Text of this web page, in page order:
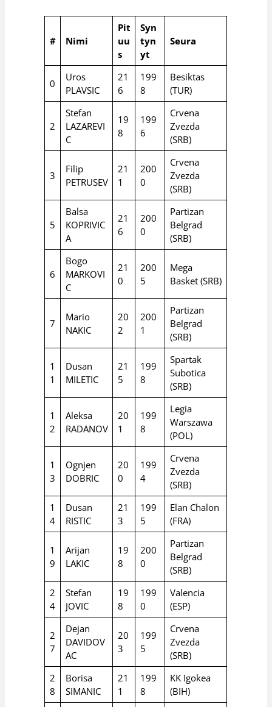
# Nimi
Pit
uu
s
Syn
tyn
yt
Seura
0
Uros
PLAVSIC
21
6
199
8
Besiktas
(TUR)
2
Stefan
LAZAREVI
C
19
8
199
6
Crvena
Zvezda
(SRB)
3
Filip
PETRUSEV
21
1
200
0
Crvena
Zvezda
(SRB)
5
Balsa
KOPRIVIC
A
21
6
200
0
Partizan
Belgrad
(SRB)
6
Bogo
MARKOVI
C
21
0
200
5
Mega
Basket (SRB)
7
Mario
NAKIC
20
2
200
1
Partizan
Belgrad
(SRB)
1
1
Dusan
MILETIC
21
5
199
8
Spartak
Subotica
(SRB)
1
2
Aleksa
RADANOV
20
1
199
8
Legia
Warszawa
(POL)
1
3
Ognjen
DOBRIC
20
0
199
4
Crvena
Zvezda
(SRB)
1
4
Dusan
RISTIC
21
3
199
5
Elan Chalon
(FRA)
1
9
Arijan
LAKIC
19
8
200
0
Partizan
Belgrad
(SRB)
2
4
Stefan
JOVIC
19
8
199
0
Valencia
(ESP)
2
7
Dejan
DAVIDOV
AC
20
3
199
5
Crvena
Zvezda
(SRB)
2
8
Borisa
SIMANIC
21
1
199
8
KK Igokea
(BIH)